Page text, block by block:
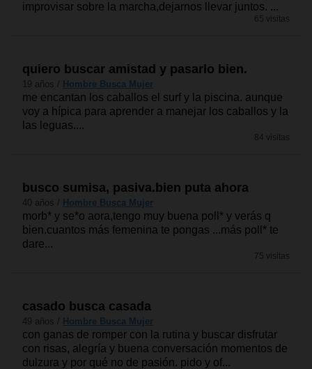
improvisar sobre la marcha,dejarnos llevar juntos. ...
65 visitas
quiero buscar amistad y pasarlo bien.
19 años / Hombre Busca Mujer
me encantan los caballos el surf y la piscina. aunque
voy a hípica para aprender a manejar los caballos y la
las leguas....
84 visitas
busco sumisa, pasiva.bien puta ahora
40 años / Hombre Busca Mujer
morb* y se*o aora,tengo muy buena poll* y verás q
bien.cuantos más femenina te pongas ...más poll* te
dare...
75 visitas
casado busca casada
49 años / Hombre Busca Mujer
con ganas de romper con la rutina y buscar disfrutar
con risas, alegría y buena conversación momentos de
dulzura y por qué no de pasión. pido y of...